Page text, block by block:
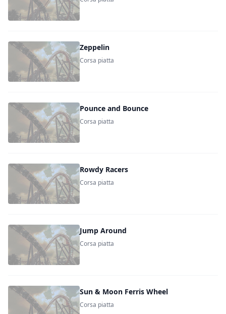
Zeppelin
Corsa piatta
Pounce and Bounce
Corsa piatta
Rowdy Racers
Corsa piatta
Jump Around
Corsa piatta
Sun & Moon Ferris Wheel
Corsa piatta